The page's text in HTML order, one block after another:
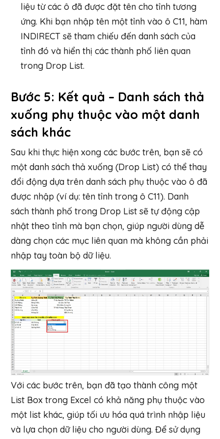
liệu từ các ô đã được đặt tên cho tỉnh tương
ứng. Khi bạn nhập tên một tỉnh vào ô C11, hàm
INDIRECT sẽ tham chiếu đến danh sách của
tỉnh đó và hiển thị các thành phố liên quan
trong Drop List.
Bước 5: Kết quả – Danh sách thả
xuống phụ thuộc vào một danh
sách khác
Sau khi thực hiện xong các bước trên, bạn sẽ có
một danh sách thả xuống (Drop List) có thể thay
đổi động dựa trên danh sách phụ thuộc vào ô đã
được nhập (ví dụ: tên tỉnh trong ô C11). Danh
sách thành phố trong Drop List sẽ tự động cập
nhật theo tỉnh mà bạn chọn, giúp người dùng dễ
dàng chọn các mục liên quan mà không cần phải
nhập tay toàn bộ dữ liệu.
Với các bước trên, bạn đã tạo thành công một
List Box trong Excel có khả năng phụ thuộc vào
một list khác, giúp tối ưu hóa quá trình nhập liệu
và lựa chọn dữ liệu cho người dùng. Để sử dụng